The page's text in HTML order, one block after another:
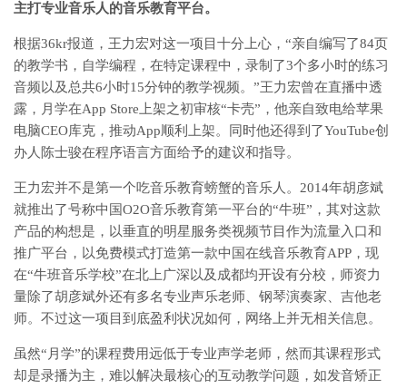
主打专业音乐人的音乐教育平台。
根据36kr报道，王力宏对这一项目十分上心，“亲自编写了84页
的教学书，自学编程，在特定课程中，录制了3个多小时的练习
音频以及总共6小时15分钟的教学视频。”王力宏曾在直播中透
露，月学在App Store上架之初审核“卡壳”，他亲自致电给苹果
电脑CEO库克，推动App顺利上架。同时他还得到了YouTube创
办人陈士骏在程序语言方面给予的建议和指导。
王力宏并不是第一个吃音乐教育螃蟹的音乐人。2014年胡彦斌
就推出了号称中国O2O音乐教育第一平台的“牛班”，其对这款
产品的构想是，以垂直的明星服务类视频节目作为流量入口和
推广平台，以免费模式打造第一款中国在线音乐教育APP，现
在“牛班音乐学校”在北上广深以及成都均开设有分校，师资力
量除了胡彦斌外还有多名专业声乐老师、钢琴演奏家、吉他老
师。不过这一项目到底盈利状况如何，网络上并无相关信息。
虽然“月学”的课程费用远低于专业声学老师，然而其课程形式
却是录播为主，难以解决最核心的互动教学问题，如发音矫正